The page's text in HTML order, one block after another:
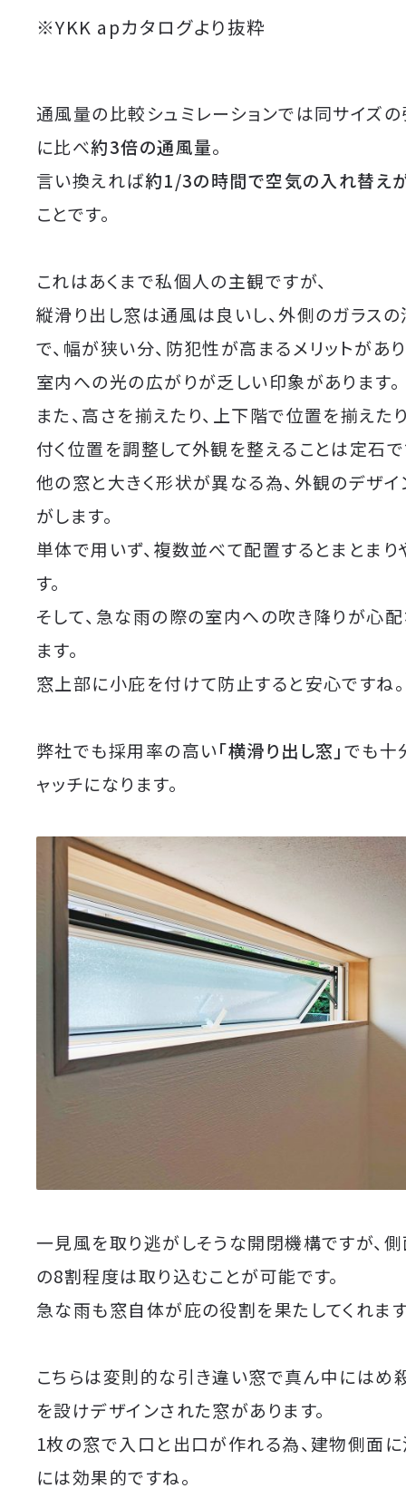
※YKK apカタログより抜粋
通風量の比較シュミレーションでは同サイズ
に比べ約3倍の通風量。
言い換えれば約1/3の時間で空気の入れ替え
ことです。
これはあくまで私個人の主観ですが、
縦滑り出し窓は通風は良いし、外側のガラス
で、幅が狭い分、防犯性が高まるメリットがあ
室内への光の広がりが乏しい印象があります。
また、高さを揃えたり、上下階で位置を揃えた
付く位置を調整して外観を整えることは定石で
他の窓と大きく形状が異なる為、外観のデザ
がします。
単体で用いず、複数並べて配置するとまとまり
す。
そして、急な雨の際の室内への吹き降りが心
ます。
窓上部に小庇を付けて防止すると安心ですね。
弊社でも採用率の高い「横滑り出し窓」でも十
ャッチになります。
一見風を取り逃がしそうな開閉機構ですが、
の8割程度は取り込むことが可能です。
急な雨も窓自体が庇の役割を果たしてくれます
こちらは変則的な引き違い窓で真ん中にはめ
を設けデザインされた窓があります。
1枚の窓で入口と出口が作れる為、建物側面に
には効果的ですね。